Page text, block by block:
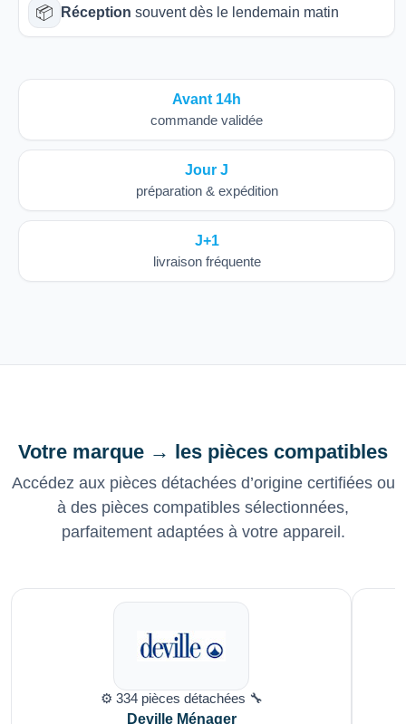
📦 Réception souvent dès le lendemain matin
Avant 14h
commande validée
Jour J
préparation & expédition
J+1
livraison fréquente
Votre marque → les pièces compatibles
Accédez aux pièces détachées d’origine certifiées ou
à des pièces compatibles sélectionnées,
parfaitement adaptées à votre appareil.
⚙️ 334 pièces détachées 🔧
Deville Ménager